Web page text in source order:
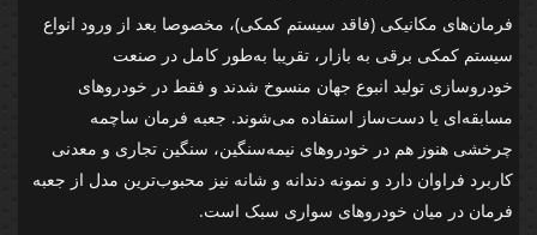
فرمان‌های مکانیکی (فاقد سیستم کمکی)، مخصوصا بعد از ورود انواع
سیستم کمکی برقی به بازار، تقریبا به‌طور کامل در صنعت
خودروسازی تولید انبوع جهان منسوخ شدند و فقط در خودروهای
مسابقه‌ای یا دست‌ساز استفاده می‌شوند. جعبه فرمان ساچمه
چرخشی هنوز هم در خودروهای نیمه‌سنگین، سنگین تجاری و معدنی
کاربرد فراوان دارد و نمونه دندانه و شانه نیز محبوب‌ترین مدل از جعبه
فرمان در میان خودروهای سواری سبک است.